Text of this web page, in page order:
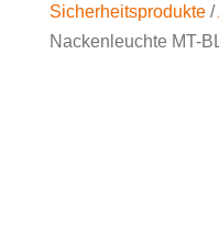
Sicherheitsprodukte/
Nackenleuchte MT-